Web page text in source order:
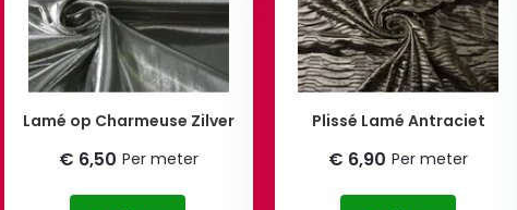
Lamé op Charmeuse Zilver
€ 6,50 Per meter
Plissé Lamé Antraciet
€ 6,90 Per meter